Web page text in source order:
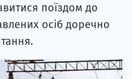
поїздом до
осіб доречно